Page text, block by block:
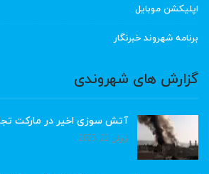
اپلیکشن موبایل
برنامه شهروند خبرنگار
گزارش های شهروندی
آتش سوزی اخیر در مارکت
ژوئن 22, 2023